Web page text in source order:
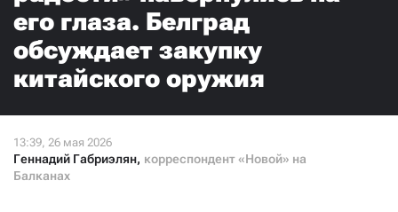
его глаза. Белград
обсуждает закупку
китайского оружия
Геннадий Габриэлян, корреспондент «Новой» на
Балканах